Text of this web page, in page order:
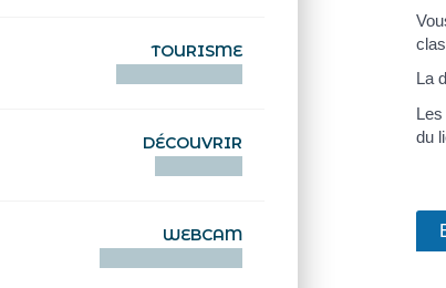
TOURISME
DÉCOUVRIR
WEBCAM
La
du